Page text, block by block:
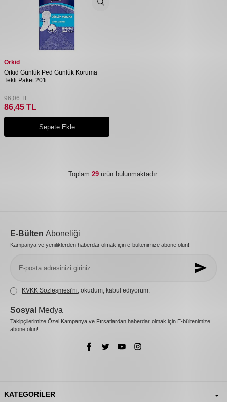
Orkid
Orkid Günlük Ped Günlük Koruma
Tekli Paket 20'li
96,06 TL
86,45 TL
Sepete Ekle
Toplam 29 ürün bulunmaktadır.
E-Bülten Aboneliği
Kampanya ve yeniliklerden haberdar olmak için e-bültenimize abone olun!
KVKK Sözleşmesi'ni, okudum, kabul ediyorum.
Sosyal Medya
Takipçilerimize Özel Kampanya ve Fırsatlardan haberdar olmak için E-bültenimize
abone olun!
KATEGORILER